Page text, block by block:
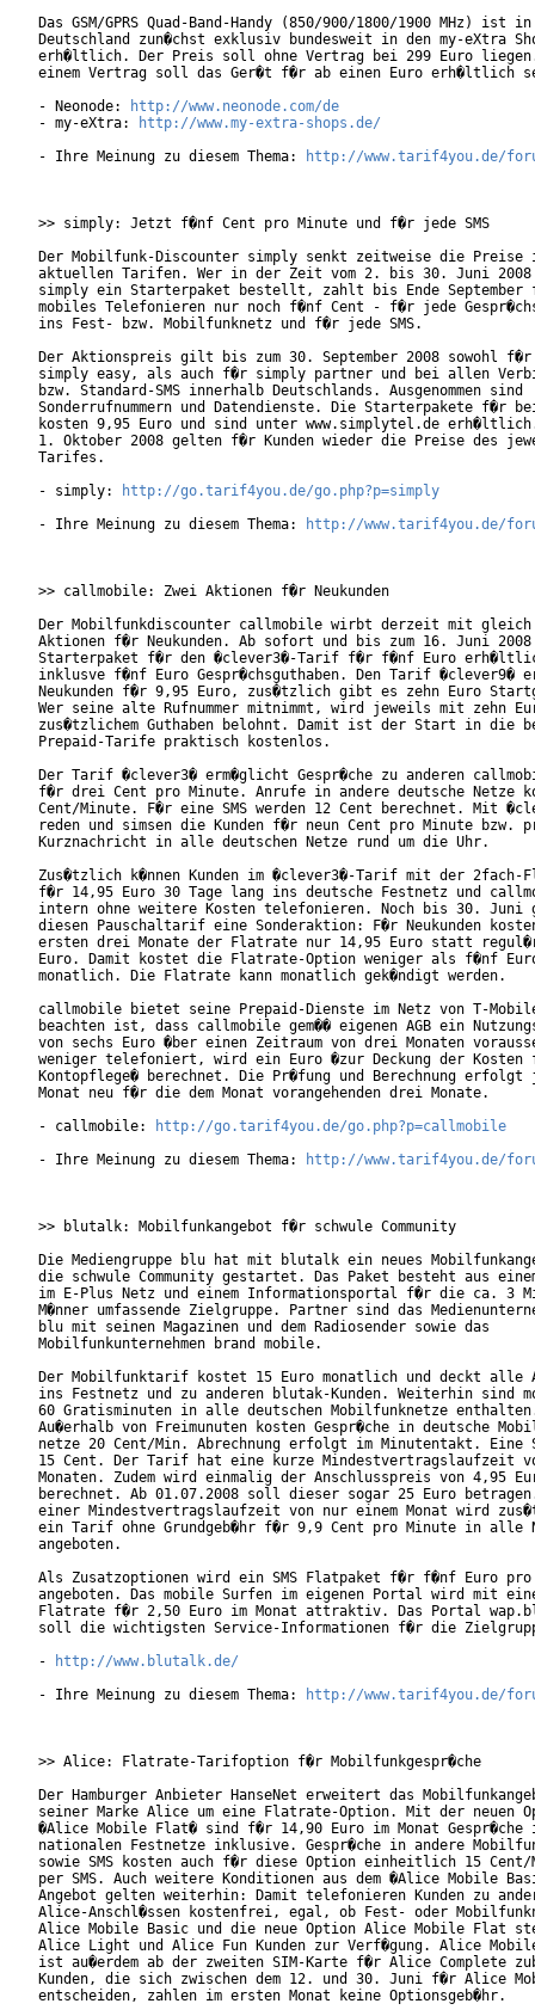
Das GSM/GPRS Quad-Band-Handy (850/900/1800/1900 MHz) ist in
Deutschland zun�chst exklusiv bundesweit in den my-eXtra
erh�ltlich. Der Preis soll ohne Vertrag bei 299 Euro
einem Vertrag soll das Ger�t f�r ab einen Euro
- Neonode:
http://www.neonode.com/de
- my-eXtra:
http://www.my-extra-shops.de/
- Ihre Meinung zu diesem Thema:
http://www.tarif4you.de/
>> simply: Jetzt f�nf Cent pro Minute und f�r jede SMS
Der Mobilfunk-Discounter simply senkt zeitweise die Preise
aktuellen Tarifen. Wer in der Zeit vom 2. bis 30. Juni
simply ein Starterpaket bestellt, zahlt bis Ende September
mobiles Telefonieren nur noch f�nf Cent - f�r jede
ins Fest- bzw. Mobilfunknetz und f�r jede SMS.
Der Aktionspreis gilt bis zum 30. September 2008 sowohl
simply easy, als auch f�r simply partner und bei allen
bzw. Standard-SMS innerhalb Deutschlands. Ausgenommen sind
Sonderrufnummern und Datendienste. Die Starterpakete f�r
kosten 9,95 Euro und sind unter www.simplytel.de erh�ltlich.
1. Oktober 2008 gelten f�r Kunden wieder die Preise des
Tarifes.
- simply:
http://go.tarif4you.de/go.php?p=simply
- Ihre Meinung zu diesem Thema:
http://www.tarif4you.de/
>> callmobile: Zwei Aktionen f�r Neukunden
Der Mobilfunkdiscounter callmobile wirbt derzeit mit gleich
Aktionen f�r Neukunden. Ab sofort und bis zum 16. Juni
Starterpaket f�r den �clever3�-Tarif f�r f�nf Euro
inklusve f�nf Euro Gespr�chsguthaben. Den Tarif �clever9�
Neukunden f�r 9,95 Euro, zus�tzlich gibt es zehn Euro
Wer seine alte Rufnummer mitnimmt, wird jeweils mit zehn
zus�tzlichem Guthaben belohnt. Damit ist der Start in die
Prepaid-Tarife praktisch kostenlos.
Der Tarif �clever3� erm�glicht Gespr�che zu anderen
f�r drei Cent pro Minute. Anrufe in andere deutsche Netze
Cent/Minute. F�r eine SMS werden 12 Cent berechnet. Mit
reden und simsen die Kunden f�r neun Cent pro Minute bzw.
Kurznachricht in alle deutschen Netze rund um die Uhr.
Zus�tzlich k�nnen Kunden im �clever3�-Tarif mit der 2fach-
f�r 14,95 Euro 30 Tage lang ins deutsche Festnetz und
intern ohne weitere Kosten telefonieren. Noch bis 30.
diesen Pauschaltarif eine Sonderaktion: F�r Neukunden
ersten drei Monate der Flatrate nur 14,95 Euro statt
Euro. Damit kostet die Flatrate-Option weniger als f�nf
monatlich. Die Flatrate kann monatlich gek�ndigt
callmobile bietet seine Prepaid-Dienste im Netz von T-
beachten ist, dass callmobile gem�� eigenen AGB ein
von sechs Euro �ber einen Zeitraum von drei Monaten
weniger telefoniert, wird ein Euro �zur Deckung der
Kontopflege� berechnet. Die Pr�fung und Berechnung erfolgt
Monat neu f�r die dem Monat vorangehenden drei Monate.
- callmobile:
http://go.tarif4you.de/go.php?p=callmobile
- Ihre Meinung zu diesem Thema:
http://www.tarif4you.de/
>> blutalk: Mobilfunkangebot f�r schwule Community
Die Mediengruppe blu hat mit blutalk ein neues
die schwule Community gestartet. Das Paket besteht aus
im E-Plus Netz und einem Informationsportal f�r die ca. 3
M�nner umfassende Zielgruppe. Partner sind das
blu mit seinen Magazinen und dem Radiosender sowie das
Mobilfunkunternehmen brand mobile.
Der Mobilfunktarif kostet 15 Euro monatlich und deckt alle
ins Festnetz und zu anderen blutak-Kunden. Weiterhin sind
60 Gratisminuten in alle deutschen Mobilfunknetze
Au�erhalb von Freimunuten kosten Gespr�che in deutsche
netze 20 Cent/Min. Abrechnung erfolgt im Minutentakt. Eine
15 Cent. Der Tarif hat eine kurze Mindestvertragslaufzeit
Monaten. Zudem wird einmalig der Anschlusspreis von 4,95
berechnet. Ab 01.07.2008 soll dieser sogar 25 Euro
einer Mindestvertragslaufzeit von nur einem Monat wird
ein Tarif ohne Grundgeb�hr f�r 9,9 Cent pro Minute in alle
angeboten.
Als Zusatzoptionen wird ein SMS Flatpaket f�r f�nf Euro pro
angeboten. Das mobile Surfen im eigenen Portal wird mit
Flatrate f�r 2,50 Euro im Monat attraktiv. Das Portal
soll die wichtigsten Service-Informationen f�r die
-
http://www.blutalk.de/
- Ihre Meinung zu diesem Thema:
http://www.tarif4you.de/
>> Alice: Flatrate-Tarifoption f�r Mobilfunkgespr�che
Der Hamburger Anbieter HanseNet erweitert das
seiner Marke Alice um eine Flatrate-Option. Mit der neuen
�Alice Mobile Flat� sind f�r 14,90 Euro im Monat
nationalen Festnetze inklusive. Gespr�che in andere
sowie SMS kosten auch f�r diese Option einheitlich 15 Cent/
per SMS. Auch weitere Konditionen aus dem �Alice Mobile
Angebot gelten weiterhin: Damit telefonieren Kunden zu
Alice-Anschl�ssen kostenfrei, egal, ob Fest- oder
Alice Mobile Basic und die neue Option Alice Mobile Flat
Alice Light und Alice Fun Kunden zur Verf�gung. Alice
ist au�erdem ab der zweiten SIM-Karte f�r Alice Complete
Kunden, die sich zwischen dem 12. und 30. Juni f�r Alice
entscheiden, zahlen im ersten Monat keine